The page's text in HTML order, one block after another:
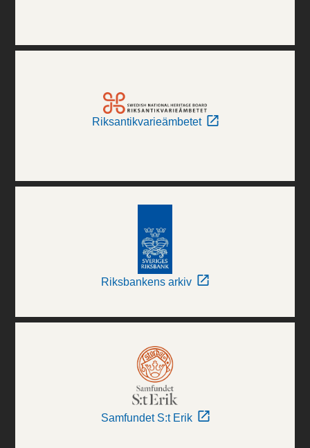
Riksantikvarieämbetet
Riksbankens arkiv
Samfundet S:t Erik